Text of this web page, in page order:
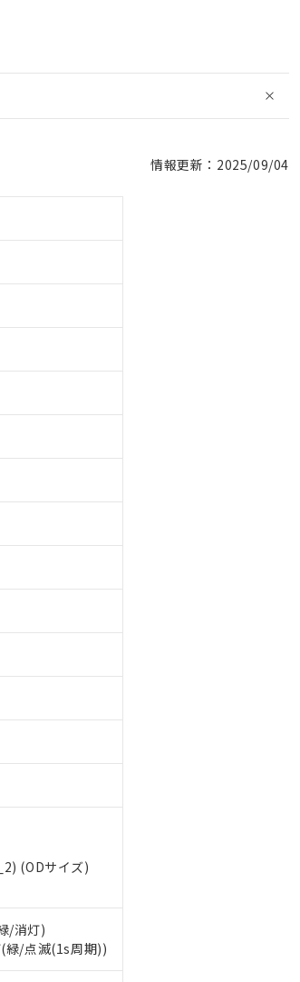
情報更新：2025/09/04
(ODサイズ)
/消灯)
緑/点滅(1s周期))
した製品が提供可能な商品です。
製品に切り替える予定のある商品です。
応の商品で、対応品を出す予定はありません。
状況を調査中または確認中の商品です。
関係のない商品です。